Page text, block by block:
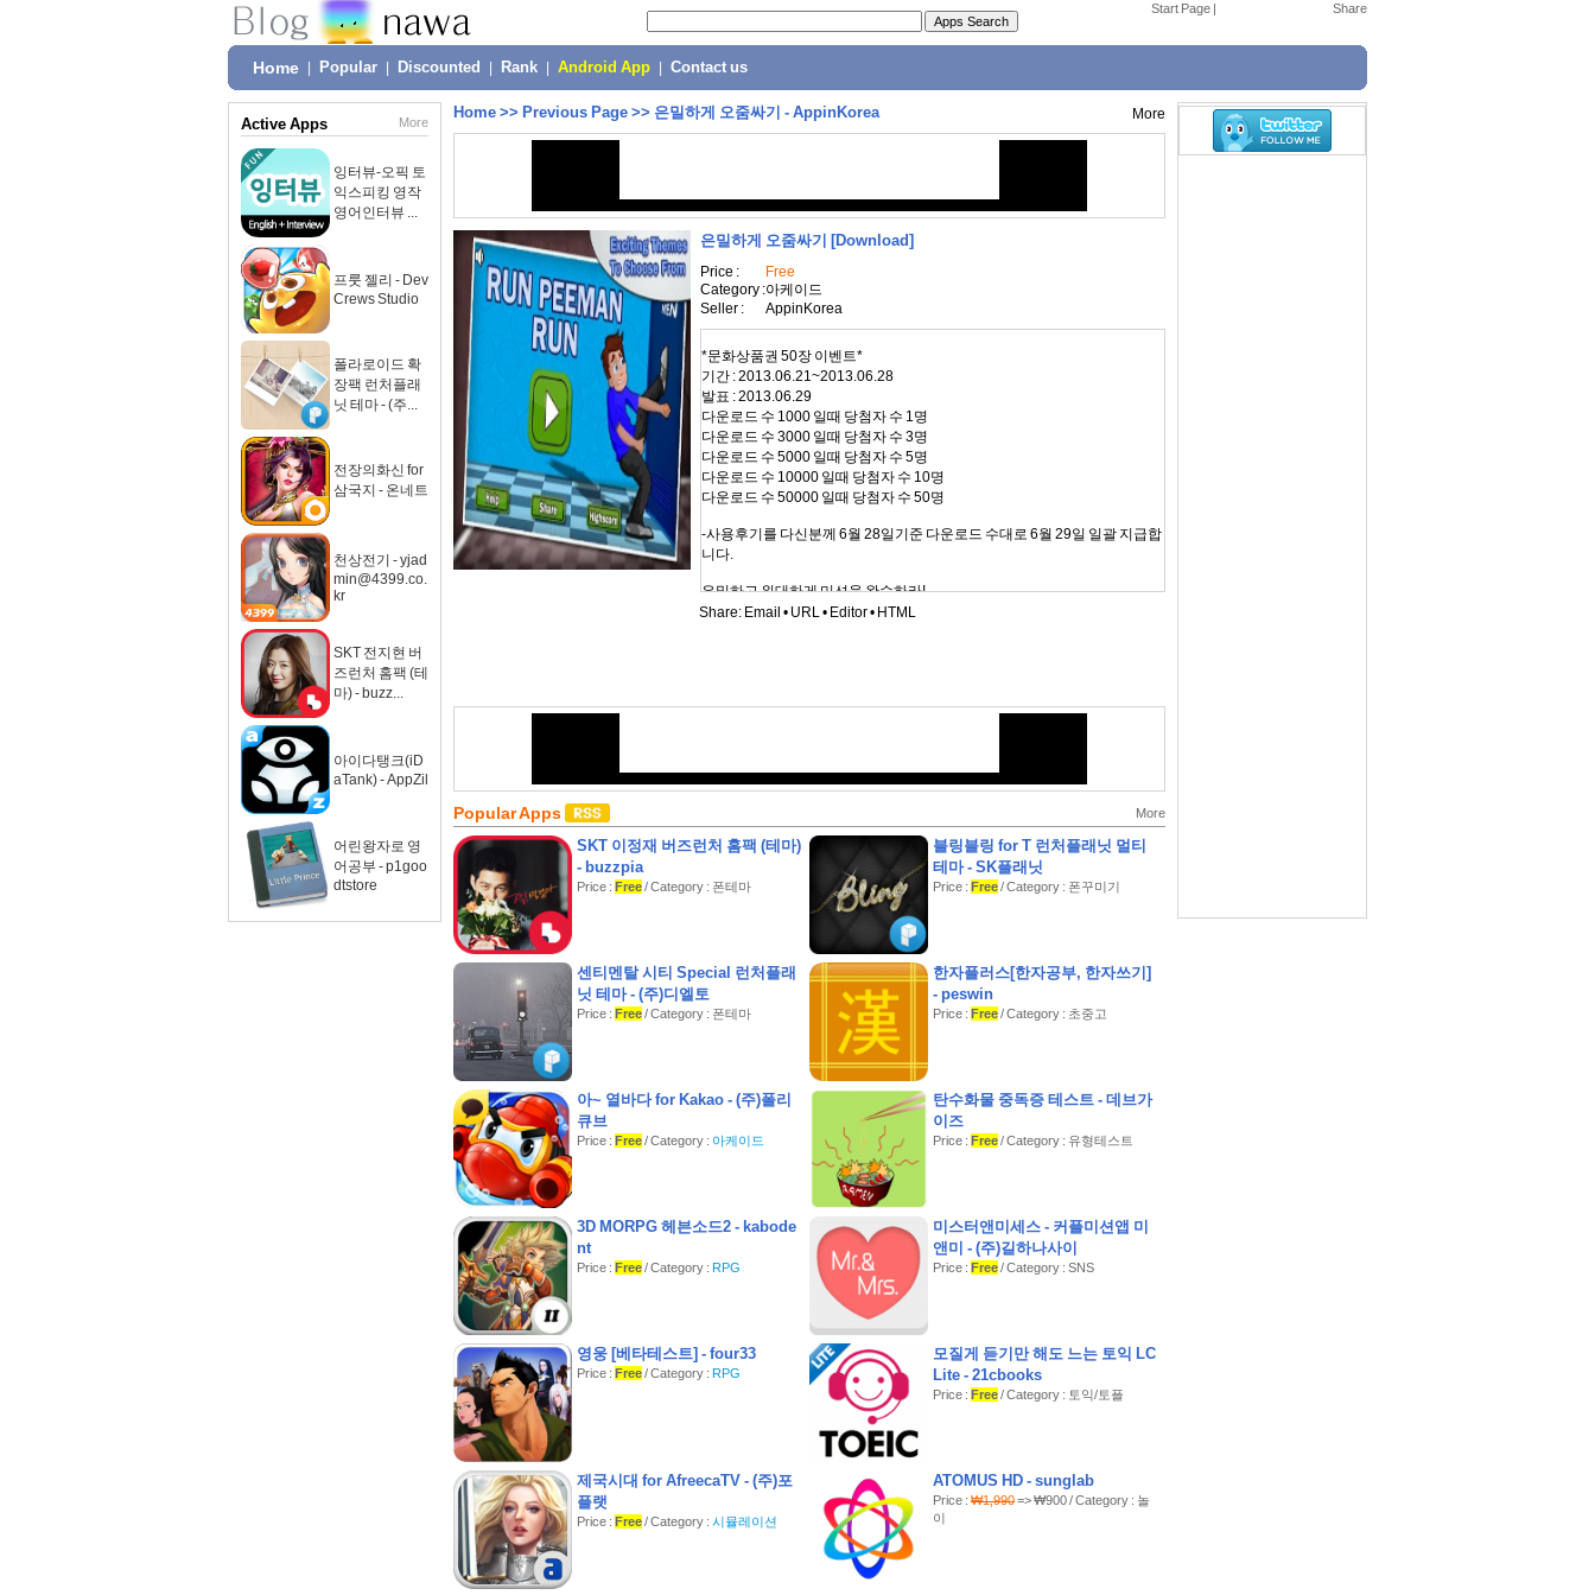
Start Page |
Home Popular Discounted Rank Android App Contact us
Active Apps More
잉터뷰-오픽 토
익스피킹 영작
영어인터뷰 ...
프룻 젤리 - Dev
Crews Studio
폴라로이드 확
장팩 런처플래
닛 테마 - (주...
전장의화신 for
삼국지 - 온네트
천상전기 - yjad
min@4399.co.
kr
SKT 전지현 버
즈런처 홈팩 (테
마) - buzz...
아이다탱크(iD
aTank) - AppZil
어린왕자로 영
어공부 - p1goo
dtstore
Home >> Previous Page >> 은밀하게 오줌싸기 - AppinKorea More
은밀하게 오줌싸기 [Download]
Price :
Free
Category :아케이드
Seller :
AppinKorea
*문화상품권 50장 이벤트*
기간 : 2013.06.21~2013.06.28
발표 : 2013.06.29
다운로드 수 1000 일때 당첨자 수 1명
다운로드 수 3000 일때 당첨자 수 3명
다운로드 수 5000 일때 당첨자 수 5명
다운로드 수 10000 일때 당첨자 수 10명
다운로드 수 50000 일때 당첨자 수 50명
-사용후기를 다신분께 6월 28일기준 다운로드 수대로 6월 29일 일괄 지급합
니다.
은밀하고 위대하게 미션을 완수하라!
여자친구와 맥주를 마실때.
조급하면 바지에 실례를 하게 되는
여자친구가 없는 남성에게도,
여자친구가 있는 남성에게도,
긴급한 상황에 대한 연습은 필요합니다!
바로 이 게임으로 당신은 현실에서도 오줌보를 컨트롤하게 될 수 있게 됩니
게임 방법 :
버튼을 누르고 있으면 오줌을 유지!
버튼을 때면 오줌을 멈춤!
단순 명료한 조작 방법!
특징 :
간편한 인터페이스
현실감 넘치는 스토리
Share: Email • URL• Editor• HTML
Popular Apps More
SKT 이정재 버즈런처 홈팩 (테마)
- buzzpia
Price : Free/ Category : 폰테마
블링블링 for T 런처플래닛 멀티
테마 - SK플래닛
Price : Free/ Category : 폰꾸미기
센티멘탈 시티 Special 런처플래
닛 테마 - (주)디엘토
Price : Free/ Category : 폰테마
한자플러스[한자공부, 한자쓰기]
- peswin
Price : Free/ Category : 초중고
아~ 열바다 for Kakao - (주)폴리
큐브
Price : Free/ Category : 아케이드
탄수화물 중독증 테스트 - 데브가
이즈
Price : Free/ Category : 유형테스트
3D MORPG 헤븐소드2 - kabode
nt
Price : Free/ Category : RPG
미스터앤미세스 - 커플미션앱 미
앤미 - (주)길하나사이
Price : Free/ Category : SNS
영웅 [베타테스트] - four33
Price : Free/ Category : RPG
모질게 듣기만 해도 느는 토익 LC
Lite - 21cbooks
Price : Free/ Category : 토익/토플
제국시대 for AfreecaTV - (주)포
플랫
Price : Free/ Category : 시뮬레이션
ATOMUS HD - sunglab
Price : ₩1,990=> ₩900 / Category : 놀
이